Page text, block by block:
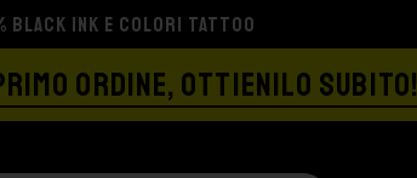
GRATIS A PARTIRE DA €129
ORDINE, OTTIENILO SUBITO!